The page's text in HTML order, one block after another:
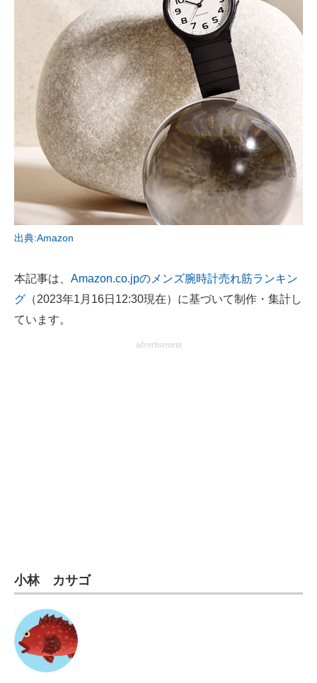
モノづくり技術者専門サイト
エレクトロニクス専門サイト
電子設計の基本と応用
エネルギーの専門メディア
建設×テクノロジーの最前線
ちょっと気になるネットの話題
出典:Amazon
本記事は、 Amazon.co.jpのメンズ腕時計売れ筋ランキン
グ （2023年1月16日12:30現在）に基づいて制作・集計し
ています。
advertisement
小林 カサゴ